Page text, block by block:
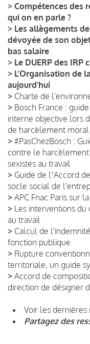
> Compétences des
qui on en parle ?
> Les allègements
dévoyée de son
bas salaire
> Le DUERP des IRP
> L’Organisation de
aujourd’hui
> Charte de
> Bosch France :
interne objective lors
de harcèlement
> #PasChezBosch :
contre le
sexistes au travail
> Guide de lʼAccord
socle social de
> APC Fnac Paris sur
> Les interventions
au travail
> Calcul de
fonction publique
> Rupture
territoriale, un guide
> Accord de
direction de désigner
Voir les dernières
Partagez des